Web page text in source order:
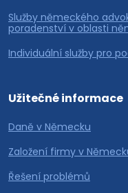
Služby německého
poradenství v oblasti
Individuální služby pro
Užitečné informace
Daně v Německu
Založení firmy v
Řešení problémů